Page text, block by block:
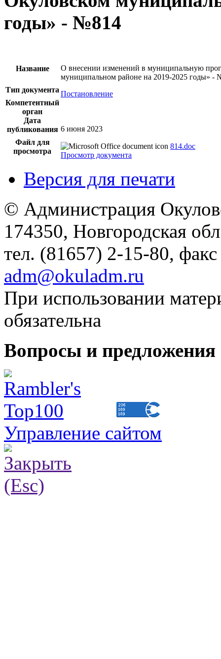
годы» - №814
Название
О внесении изменений в муниципальную
муниципальном районе на 2019-2025 годы» -
Тип документа Постановление
Компетентный
орган
Дата
публикования 6 июня 2023
Файл для
просмотра
814.doc
Просмотр документа
Версия для печати
© Администрация
174350, Новгородская
тел. (81657) 2-15-80,
adm@okuladm.ru
При использовании
обязательна
Вопросы и
Управление сайтом